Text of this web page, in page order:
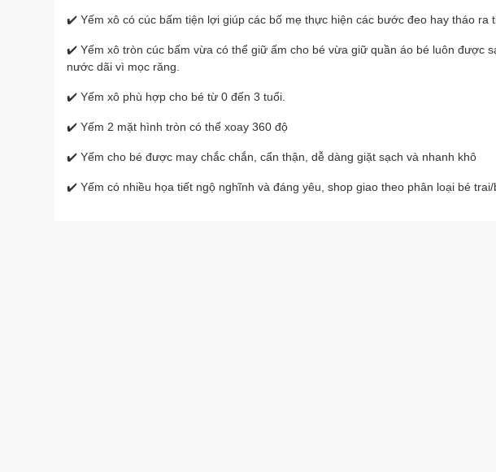
✔️ Yếm xô có cúc bấm tiện lợi giúp các bố mẹ thực hiện các bước đeo hay tháo ra
✔️ Yếm xô tròn cúc bấm vừa có thể giữ ấm cho bé vừa giữ quần áo bé luôn được
nước dãi vì mọc răng.
✔️ Yếm xô phù hợp cho bé từ 0 đến 3 tuổi.
✔️ Yếm 2 mặt hình tròn có thể xoay 360 độ
✔️ Yếm cho bé được may chắc chắn, cẩn thận, dễ dàng giặt sạch và nhanh khô
✔️ Yếm có nhiều họa tiết ngộ nghĩnh và đáng yêu, shop giao theo phân loại bé trai/